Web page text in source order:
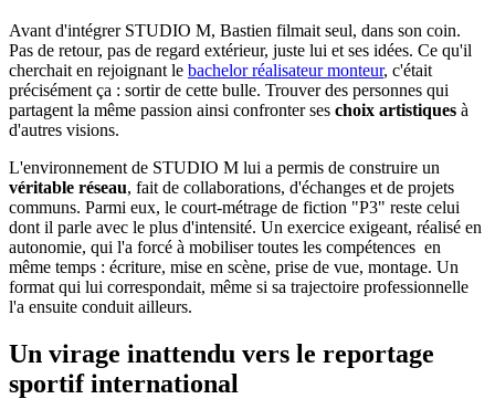
Avant d'intégrer STUDIO M, Bastien filmait seul, dans son coin.
Pas de retour, pas de regard extérieur, juste lui et ses idées. Ce qu'il
cherchait en rejoignant le bachelor réalisateur monteur, c'était
précisément ça : sortir de cette bulle. Trouver des personnes qui
partagent la même passion ainsi confronter ses choix artistiques à
d'autres visions.
L'environnement de STUDIO M lui a permis de construire un
véritable réseau, fait de collaborations, d'échanges et de projets
communs. Parmi eux, le court-métrage de fiction "P3" reste celui
dont il parle avec le plus d'intensité. Un exercice exigeant, réalisé en
autonomie, qui l'a forcé à mobiliser toutes les compétences en
même temps : écriture, mise en scène, prise de vue, montage. Un
format qui lui correspondait, même si sa trajectoire professionnelle
l'a ensuite conduit ailleurs.
Un virage inattendu vers le reportage
sportif international